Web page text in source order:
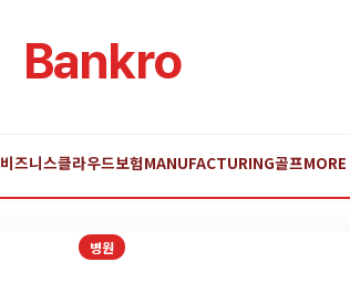
Bankro
비즈니스클라우드보험MANUFACTURING골프MORE
병원